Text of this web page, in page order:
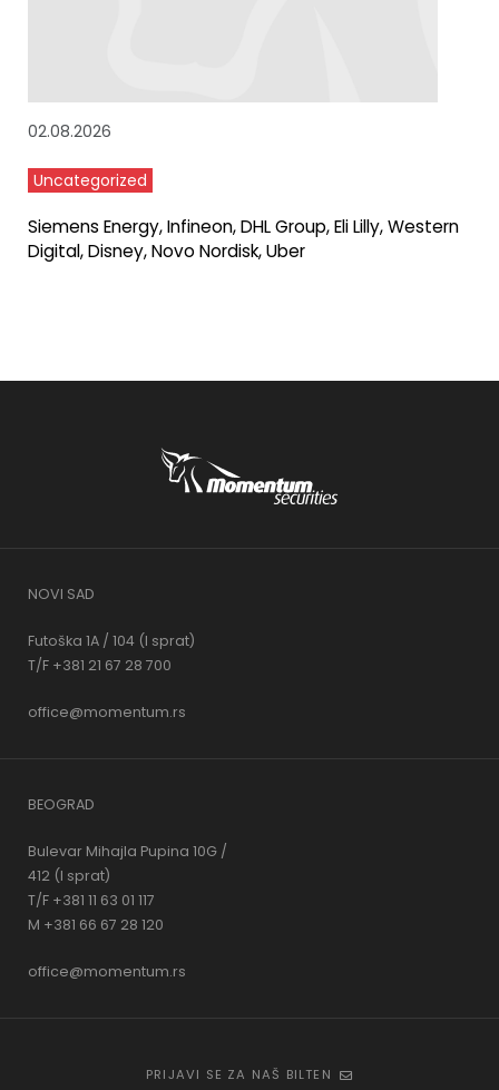
02.08.2026
Uncategorized
Siemens Energy, Infineon, DHL Group, Eli Lilly, Western
Digital, Disney, Novo Nordisk, Uber
NOVI SAD
Futoška 1A / 104 (I sprat)
T/F +381 21 67 28 700
office@momentum.rs
BEOGRAD
Bulevar Mihajla Pupina 10G /
412 (I sprat)
T/F +381 11 63 01 117
M +381 66 67 28 120
office@momentum.rs
PRIJAVI SE ZA NAŠ BILTEN